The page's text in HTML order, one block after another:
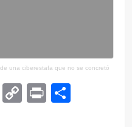
una ciberestafa que no se concretó
Copy
Print